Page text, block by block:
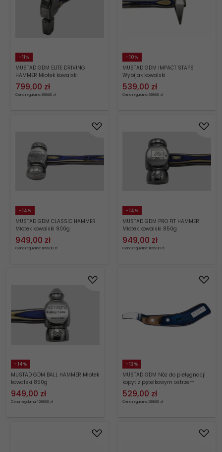
- 11%
MUSTAD GDM ELITE DRIVING
HAMMER Młotek kowalski
799,00 zł
Cena regularna: 899.00 zł
- 10%
MUSTAD GDM IMPACT STAPS
Wybijak kowalski
539,00 zł
Cena regularna: 599.00 zł
- 14%
MUSTAD GDM CLASSIC HAMMER
Młotek kowalski 900g
949,00 zł
Cena regularna: 1099.00 zł
- 14%
MUSTAD GDM PRO FIT HAMMER
Młotek kowalski 850g
949,00 zł
Cena regularna: 1099.00 zł
- 14%
MUSTAD GDM BALL HAMMER Młotek
kowalski 850g
949,00 zł
Cena regularna: 1099.00 zł
- 12%
MUSTAD GDM Nóż do pielęgnacji
kopyt z pętelkowym ostrzem
529,00 zł
Cena regularna: 599.00 zł